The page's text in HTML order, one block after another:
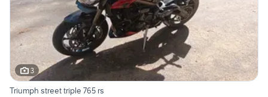
3
Triumph street triple 765 rs